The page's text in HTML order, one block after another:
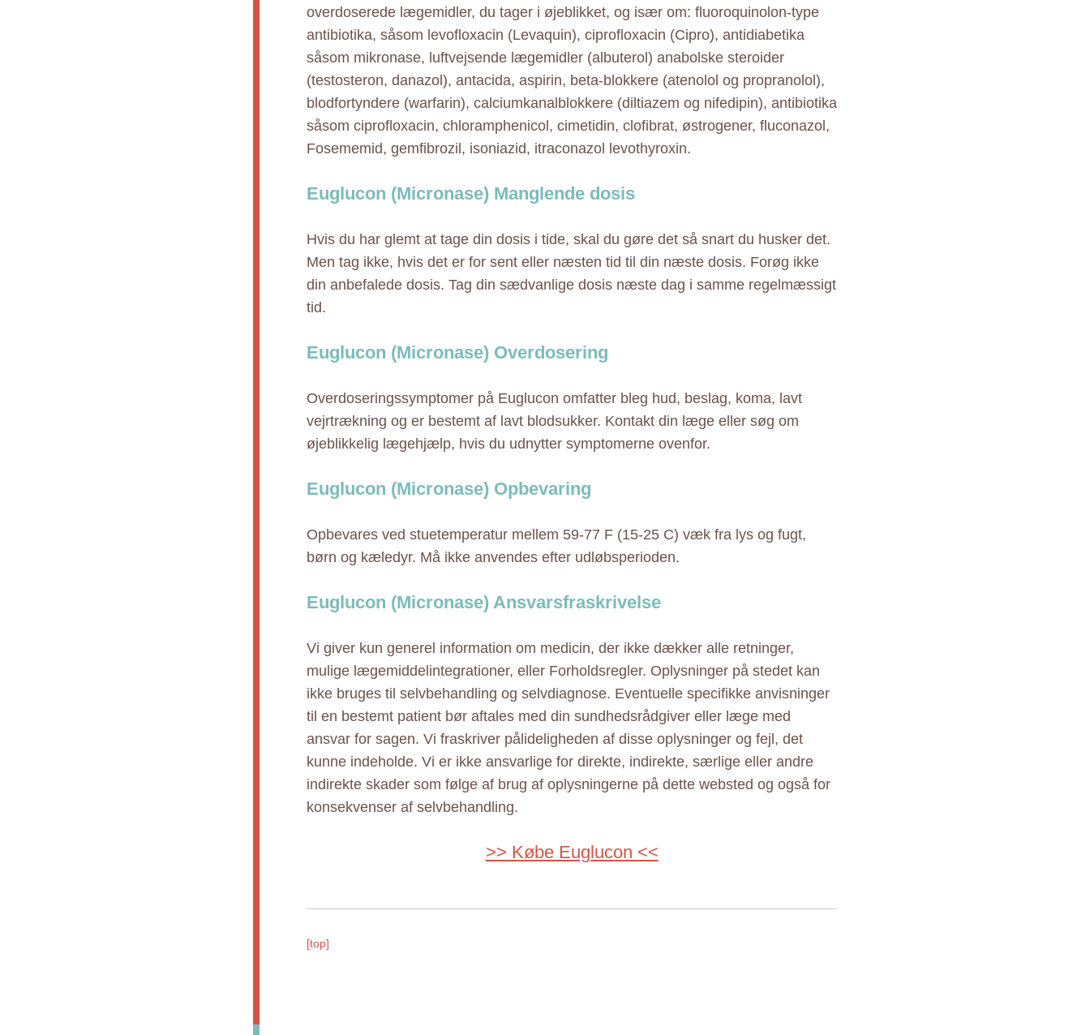
overdoserede lægemidler, du tager i øjeblikket, og især om: fluoroquinolon-type
antibiotika, såsom levofloxacin (Levaquin), ciprofloxacin (Cipro), antidiabetika
såsom mikronase, luftvejsende lægemidler (albuterol) anabolske steroider
(testosteron, danazol), antacida, aspirin, beta-blokkere (atenolol og propranolol),
blodfortyndere (warfarin), calciumkanalblokkere (diltiazem og nifedipin), antibiotika
såsom ciprofloxacin, chloramphenicol, cimetidin, clofibrat, østrogener, fluconazol,
Fosememid, gemfibrozil, isoniazid, itraconazol levothyroxin.
Euglucon (Micronase) Manglende dosis
Hvis du har glemt at tage din dosis i tide, skal du gøre det så snart du husker det.
Men tag ikke, hvis det er for sent eller næsten tid til din næste dosis. Forøg ikke
din anbefalede dosis. Tag din sædvanlige dosis næste dag i samme regelmæssigt
tid.
Euglucon (Micronase) Overdosering
Overdoseringssymptomer på Euglucon omfatter bleg hud, beslag, koma, lavt
vejrtrækning og er bestemt af lavt blodsukker. Kontakt din læge eller søg om
øjeblikkelig lægehjælp, hvis du udnytter symptomerne ovenfor.
Euglucon (Micronase) Opbevaring
Opbevares ved stuetemperatur mellem 59-77 F (15-25 C) væk fra lys og fugt,
børn og kæledyr. Må ikke anvendes efter udløbsperioden.
Euglucon (Micronase) Ansvarsfraskrivelse
Vi giver kun generel information om medicin, der ikke dækker alle retninger,
mulige lægemiddelintegrationer, eller Forholdsregler. Oplysninger på stedet kan
ikke bruges til selvbehandling og selvdiagnose. Eventuelle specifikke anvisninger
til en bestemt patient bør aftales med din sundhedsrådgiver eller læge med
ansvar for sagen. Vi fraskriver pålideligheden af disse oplysninger og fejl, det
kunne indeholde. Vi er ikke ansvarlige for direkte, indirekte, særlige eller andre
indirekte skader som følge af brug af oplysningerne på dette websted og også for
konsekvenser af selvbehandling.
>> Købe Euglucon <<
[top]